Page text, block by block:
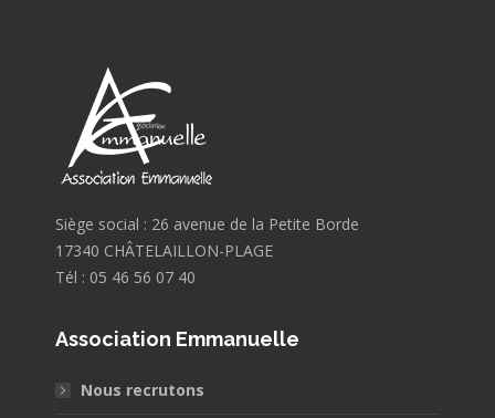
Siège social : 26 avenue de la Petite Borde
17340 CHÂTELAILLON-PLAGE
Tél : 05 46 56 07 40
Association Emmanuelle
Nous recrutons